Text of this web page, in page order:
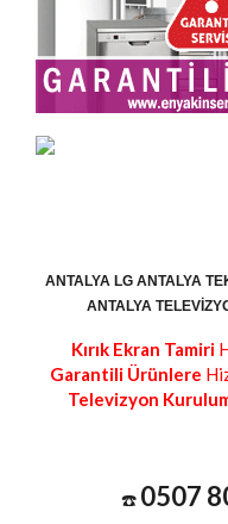
ANTALYA LG ANTALYA
ANTALYA
Kırık Ekran Tamiri
Garantili Ürünlere
Televizyon
☎️ 0507